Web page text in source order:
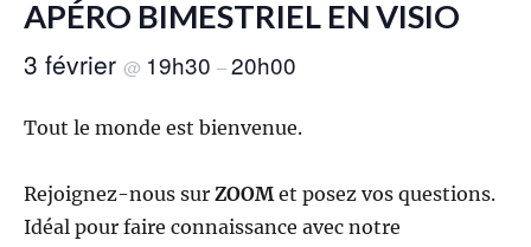
APÉRO BIMESTRIEL EN VISIO
3 février @ 19h30 –20h00
Tout le monde est bienvenue.
Rejoignez-nous sur ZOOMet posez vos questions.
Idéal pour faire connaissance avec notre